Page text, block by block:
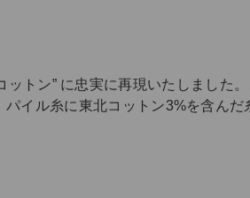
トン” に忠実に再現いたしました
イル糸に東北コットン3%を含んだ